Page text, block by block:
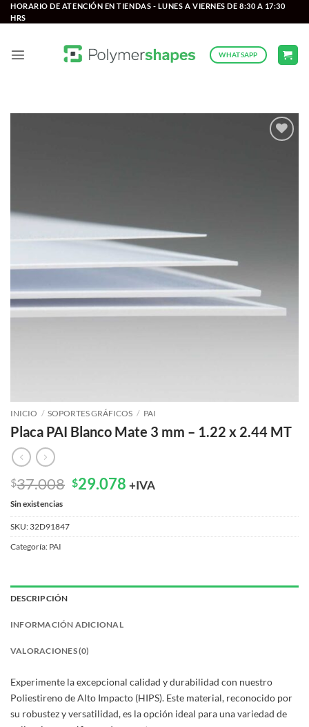
Saltar
al
HORARIO DE ATENCIÓN EN TIENDAS - LUNES A VIERNES DE 8:30 A 17:30
HRS
WHATSAPP
INICIO / SOPORTES GRÁFICOS / PAI
Placa PAI Blanco Mate 3 mm – 1.22 x 2.44 MT
$37.008 El
original
$37.008.
$29.078El
actual
$29.078.
+IVA
Sin existencias
SKU: 32D91847
Categoría: PAI
DESCRIPCIÓN
INFORMACIÓN ADICIONAL
VALORACIONES (0)
Experimente la excepcional calidad y durabilidad con nuestro
Poliestireno de Alto Impacto (HIPS). Este material, reconocido por
su robustez y versatilidad, es la opción ideal para una variedad de